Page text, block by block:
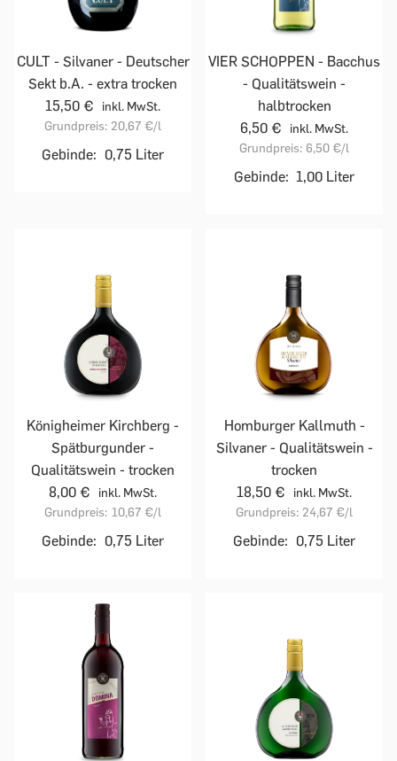
CULT - Silvaner - Deutscher
Sekt b.A. - extra trocken
15,50 €
inkl. MwSt.
Grundpreis: 20,67 €/l
Gebinde: 0,75 Liter
VIER SCHOPPEN - Bacchus
- Qualitätswein -
halbtrocken
6,50 €
inkl. MwSt.
Grundpreis: 6,50 €/l
Gebinde: 1,00 Liter
Königheimer Kirchberg -
Spätburgunder -
Qualitätswein - trocken
8,00 €
inkl. MwSt.
Grundpreis: 10,67 €/l
Gebinde: 0,75 Liter
Homburger Kallmuth -
Silvaner - Qualitätswein -
trocken
18,50 €
inkl. MwSt.
Grundpreis: 24,67 €/l
Gebinde: 0,75 Liter